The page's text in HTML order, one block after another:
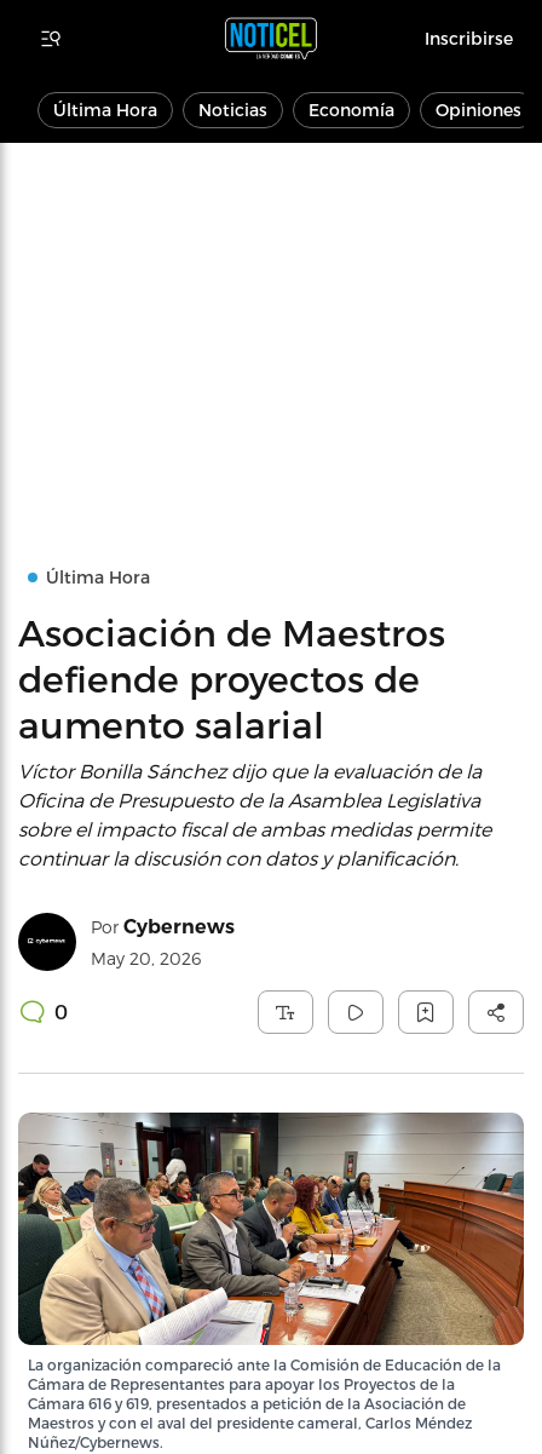
Inscribirse
Última Hora Noticias Economía Opiniones
Última Hora
Asociación de Maestros
defiende proyectos de
aumento salarial
Víctor Bonilla Sánchez dijo que la evaluación de la
Oficina de Presupuesto de la Asamblea Legislativa
sobre el impacto fiscal de ambas medidas permite
continuar la discusión con datos y planificación.
Por Cybernews
May 20, 2026
0
La organización compareció ante la Comisión de Educación de la
Cámara de Representantes para apoyar los Proyectos de la
Cámara 616 y 619, presentados a petición de la Asociación de
Maestros y con el aval del presidente cameral, Carlos Méndez
Núñez/Cybernews.